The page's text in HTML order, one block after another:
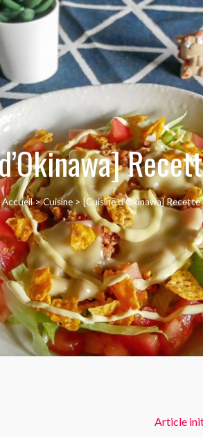
Accueil>Cuisine>[Cuisine d’Okinawa]
Article